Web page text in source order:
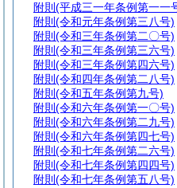
附則 (平成三一年条例第一一
附則 (令和元年条例第三八号)
附則 (令和三年条例第二〇号)
附則 (令和三年条例第三六号)
附則 (令和三年条例第四六号)
附則 (令和四年条例第二八号)
附則 (令和五年条例第九号)
附則 (令和六年条例第一〇号)
附則 (令和六年条例第二九号)
附則 (令和六年条例第四七号)
附則 (令和七年条例第二六号)
附則 (令和七年条例第四四号)
附則 (令和七年条例第五八号)